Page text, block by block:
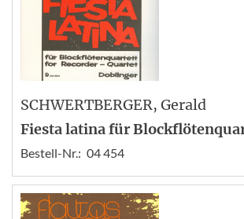
SCHWERTBERGER, Gerald
Fiesta latina für
Bestell-Nr.: 04 454